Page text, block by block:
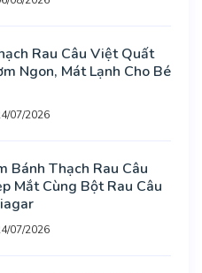
Rau Câu Việt Quất
Ngon, Mát Lạnh Cho Bé
07/2026
Bánh Thạch Rau Câu
Mắt Cùng Bột Rau Câu
07/2026